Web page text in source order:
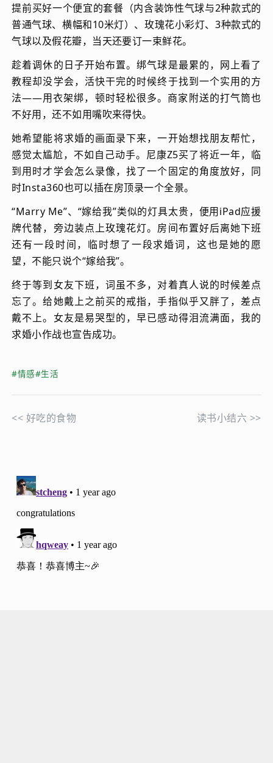
提前买好一个便宜的套餐（内含装饰性气球与2种款式的
普通气球、横幅和10米灯）、玫瑰花小彩灯、3种款式的
气球以及假花瓣，当天还要订一束鲜花。
趁着调休的日子开始布置。绑气球是最累的，网上看了
教程却没学会，活快干完的时候终于找到一个实用的方
法——用衣架绑，顿时轻松很多。商家附送的打气筒也
不好用，还不如用嘴吹来得快。
她希望能将求婚的画面录下来，一开始想找朋友帮忙，
感觉太尴尬，不如自己动手。尼康Z5买了将近一年，临
到用时才学会怎么录像，找了一个固定的角度放好，同
时Insta360也可以插在房顶录一个全景。
“Marry Me”、“嫁给我”类似的灯具太贵，便用iPad应援
牌代替，旁边装点上玫瑰花灯。房间布置好后离她下班
还有一段时间，临时想了一段求婚词，这也是她的愿
望，不能只说个“嫁给我”。
终于等到女友下班，词虽不多，对着真人说的时候差点
忘了。给她戴上之前买的戒指，手指似乎又胖了，差点
戴不上。女友是易哭型的，早已感动得泪流满面，我的
求婚小作战也宣告成功。
#情感#生活
<< 好吃的食物 读书小结六 >>